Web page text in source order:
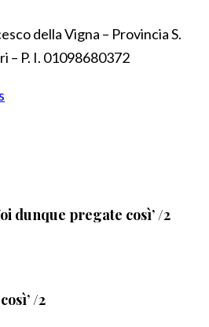
della Vigna – Provincia S.
– P. I. 01098680372
dunque pregate così’ /2
/2